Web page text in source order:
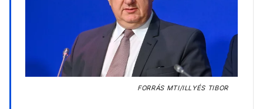
FORRÁSMTI/ILLYÉS TIBOR